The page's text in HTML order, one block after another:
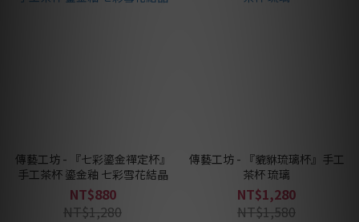
傳藝工坊 - 『七彩鎏金禪定杯』
手工茶杯 鎏金釉 七彩雪花結晶
NT$880
NT$1,280
傳藝工坊 - 『貔貅琉璃杯』手工
茶杯 琉璃
NT$1,280
NT$1,580